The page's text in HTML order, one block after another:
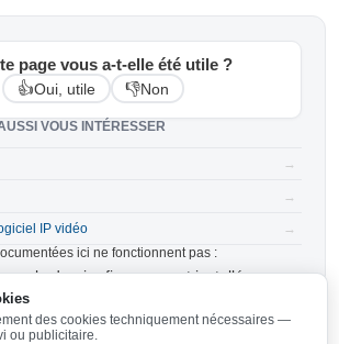
des cookies techniquement nécessaires —
ou publicitaire.
page vous a-t-elle été utile ?
👍Oui, utile 👎Non
VOUS INTÉRESSER
→
→
IP vidéo
→
ici ne fonctionnent pas :
que le dernier firmware est installé sur
La version la plus récente est
ici
.
dans le manuel et dans les